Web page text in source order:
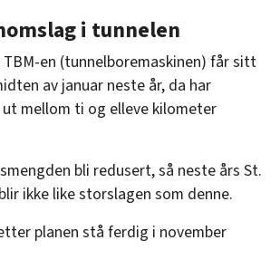
i tunnelen
en (tunnelboremaskinen) får sitt
av januar neste år, da har
mellom ti og elleve kilometer
bli redusert, så neste års St.
ikke like storslagen som denne.
planen stå ferdig i november